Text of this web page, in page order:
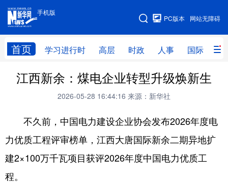
手机版
网站无障碍
PC版本
首页 学习进行时 高层 时政 人事 国际 财
手机版
网站地图
学习进行时 高层 时政 人事
财经 网评
台湾 思客智库 全球连线 教育
科技 科创 量子 体育
文化 书画 健康 军事
江西新余：煤电企业转型升级焕新生
2026-05-28 16:44:16 来源：新华社
不久前，中国电力建设企业协会发布2026年度电
力优质工程评审榜单，江西大唐国际新余二期异地扩
建2×100万千瓦项目获评2026年度中国电力优质工
程。